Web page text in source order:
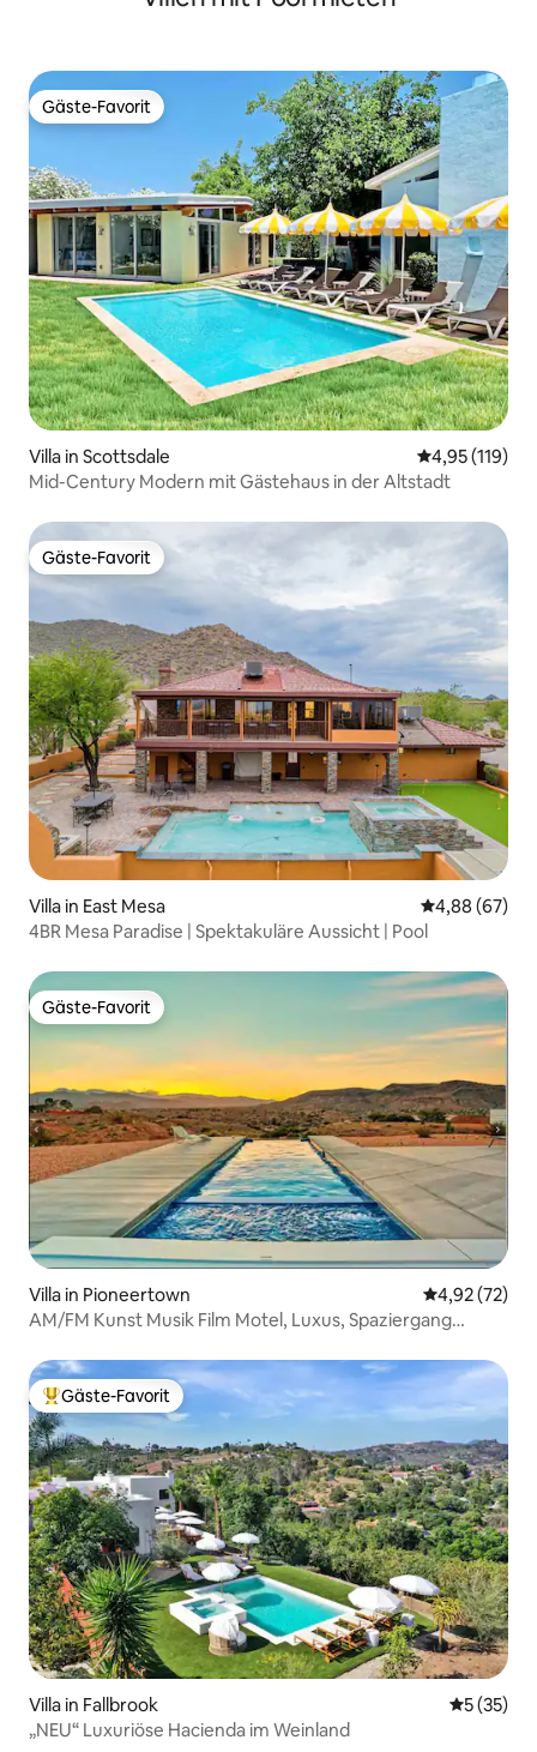
Gäste-Favorit
Gäste-Favorit
Villa in Scottsdale
4,95 (119)
Mid-Century Modern mit Gästehaus in der Altstadt
Gäste-Favorit
Gäste-Favorit
Villa in East Mesa
4,88 (67)
4BR Mesa Paradise | Spektakuläre Aussicht | Pool
Gäste-Favorit
Gäste-Favorit
Villa in Pioneertown
4,92 (72)
AM/FM Kunst Musik Film Motel, Luxus, Spaziergang
Beliebter Gäste-Favorit.
Gäste-Favorit
Villa in Fallbrook
5 (35)
„NEU“ Luxuriöse Hacienda im Weinland